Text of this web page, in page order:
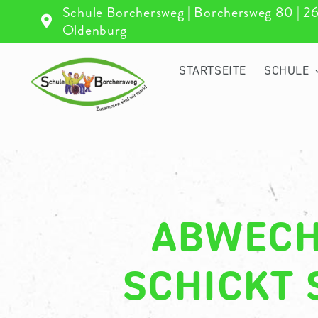
springen
Schule Borchersweg | Borchersweg 80 |
Oldenburg
STARTSEITE SCHULE
SCHICKT